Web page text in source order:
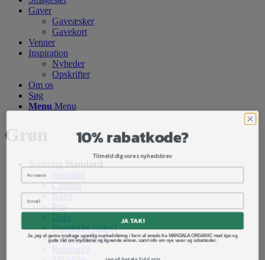
Gaver
Gaveæsker
Gavekort
Venner
Inspiration
Nyheder
Opskrifter
Om os
Søg
Menu Menu
Grøn
Sortering Standard
Custom
Navn
Pris
Popularity (sales)
Average rating
10% rabatkode?
Tilmeld dig vores nyhedsbrev
JA TAK!
Ja, jeg vil gerne modtage ugentlig markedsføring i form af emails fra MANDALA ORGANIC med tips og
gode råd om krydderier og lignende emner, samt info om nye varer og rabatkoder.
Jeg vil betale fuld pris